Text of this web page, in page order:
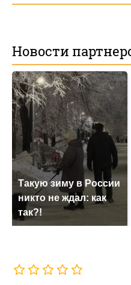
Новости
Такую зиму в России
никто не ждал: как
так?!